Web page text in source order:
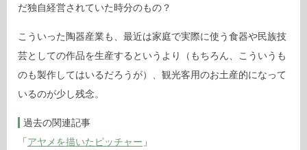
だ独自経営されていた時分のもの？
こういった陶器産業も、最近は家庭で実際に使う食器や民族技
芸としての作品を生産するというより（もちろん、こういうも
のも製作してはいるだろうが）、観光客用のお土産的になって
いるのが少し残念。
過去の関連記事
「アヤメを描いたピッチャー 」